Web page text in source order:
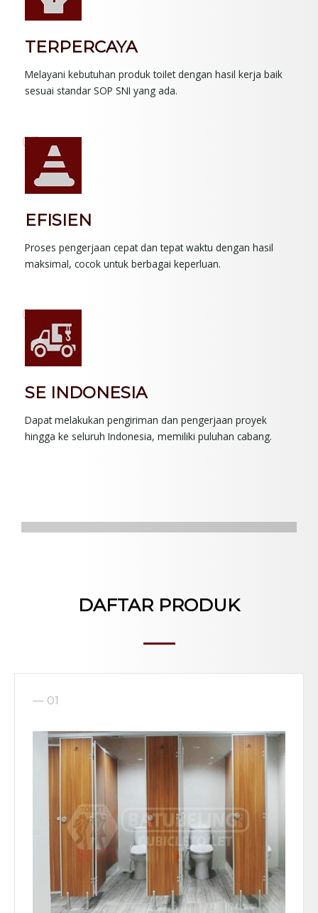
TERPERCAYA
Melayani kebutuhan produk toilet dengan hasil kerja baik
sesuai standar SOP SNI yang ada.
03.
EFISIEN
Proses pengerjaan cepat dan tepat waktu dengan hasil
maksimal, cocok untuk berbagai keperluan.
04.
SE INDONESIA
Dapat melakukan pengiriman dan pengerjaan proyek
hingga ke seluruh Indonesia, memiliki puluhan cabang.
DAFTAR PRODUK
— 01